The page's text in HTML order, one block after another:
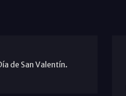
de San Valentín.